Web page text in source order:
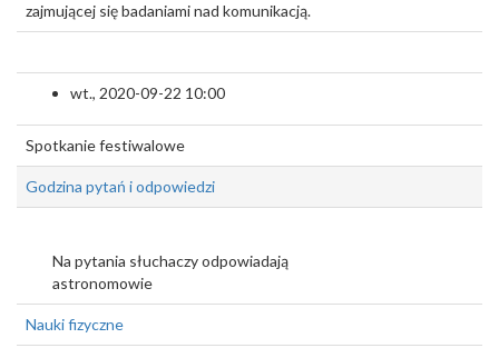
zajmującej się badaniami nad komunikacją.
wt., 2020-09-22 10:00
Spotkanie festiwalowe
Godzina pytań i odpowiedzi
Na pytania słuchaczy odpowiadają
astronomowie
Nauki fizyczne